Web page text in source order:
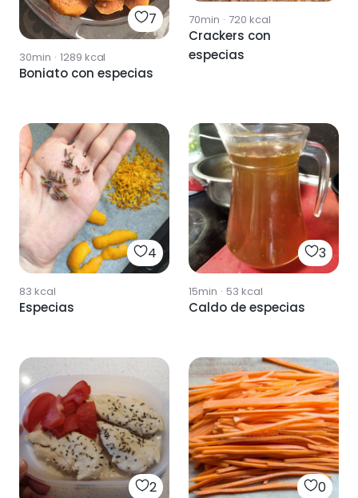
7
30min · 1289 kcal
Boniato con especias
70min · 720 kcal
Crackers con
especias
4
83 kcal
Especias
3
15min · 53 kcal
Caldo de especias
2 0